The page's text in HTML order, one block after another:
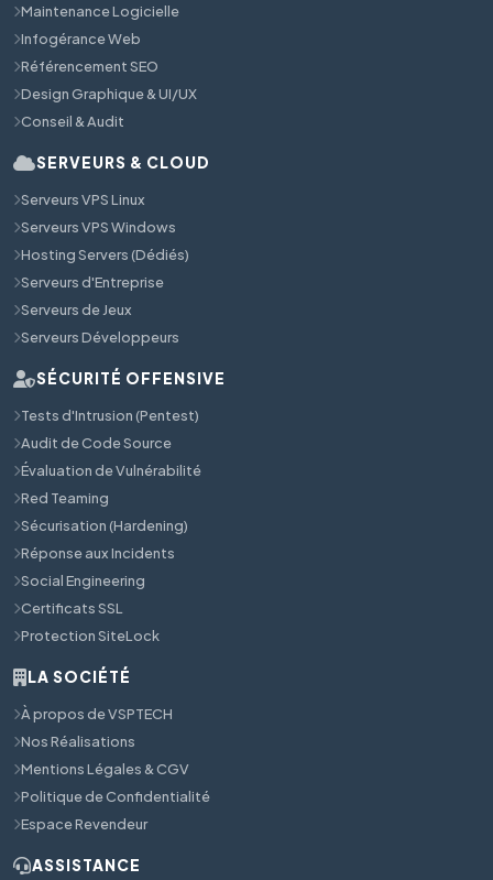
Maintenance Logicielle
Infogérance Web
Référencement SEO
Design Graphique & UI/UX
Conseil & Audit
SERVEURS & CLOUD
Serveurs VPS Linux
Serveurs VPS Windows
Hosting Servers (Dédiés)
Serveurs d'Entreprise
Serveurs de Jeux
Serveurs Développeurs
SÉCURITÉ OFFENSIVE
Tests d'Intrusion (Pentest)
Audit de Code Source
Évaluation de Vulnérabilité
Red Teaming
Sécurisation (Hardening)
Réponse aux Incidents
Social Engineering
Certificats SSL
Protection SiteLock
LA SOCIÉTÉ
À propos de VSPTECH
Nos Réalisations
Mentions Légales & CGV
Politique de Confidentialité
Espace Revendeur
ASSISTANCE